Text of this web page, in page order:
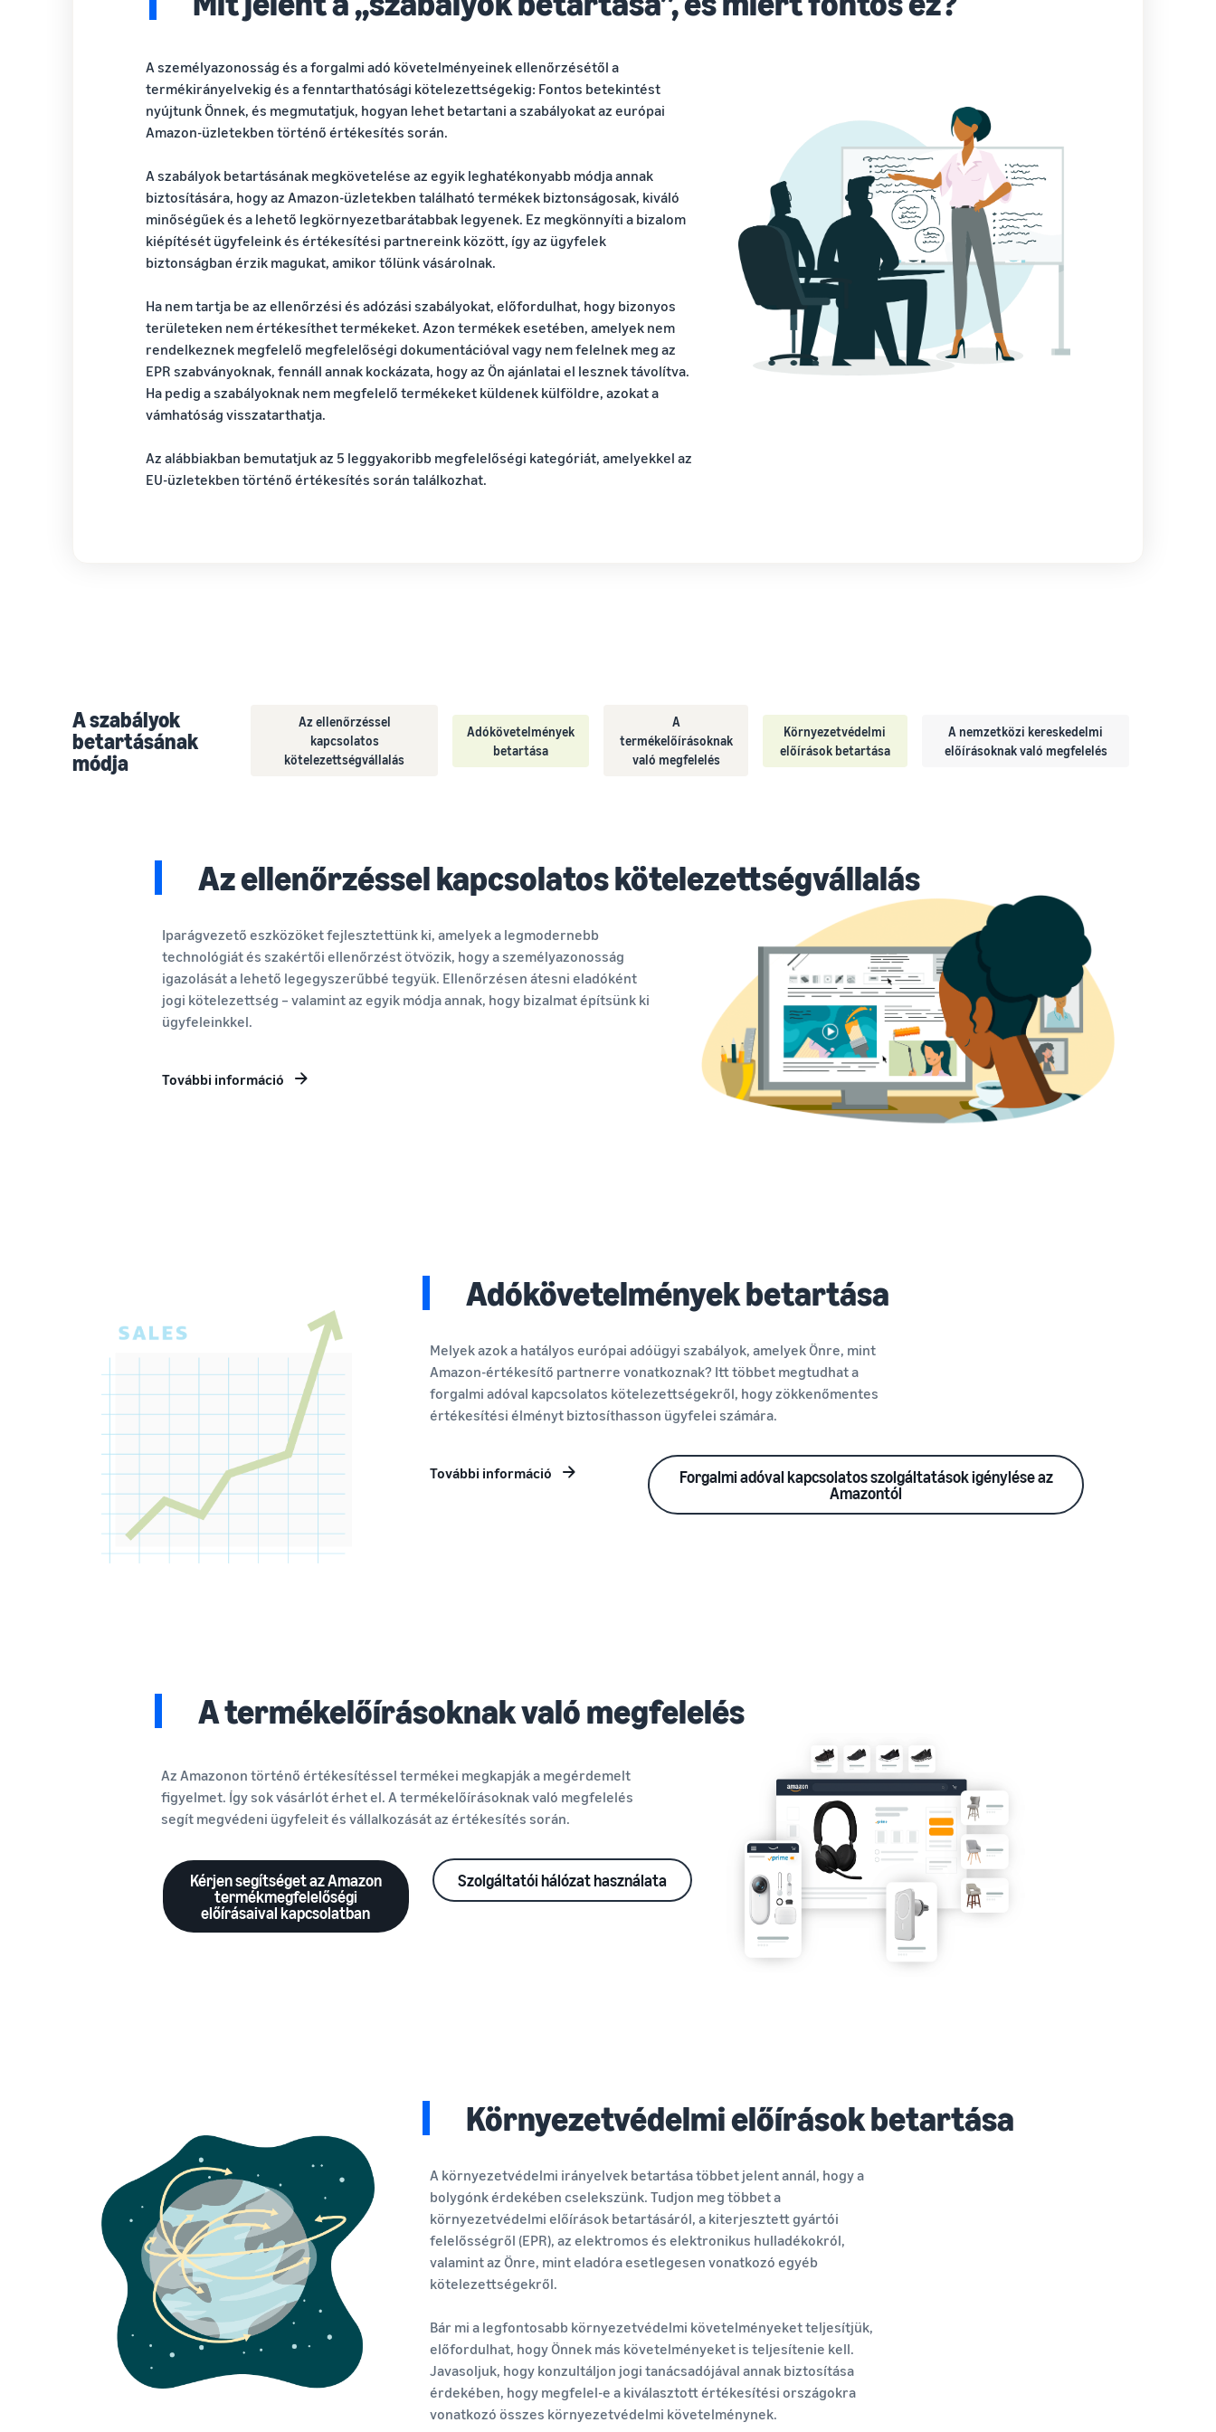
A személyazonosság és a forgalmi adó követelményeinek ellenőrzésétől a
termékirányelvekig és a fenntarthatósági kötelezettségekig: Fontos betekintést
nyújtunk Önnek, és megmutatjuk, hogyan lehet betartani a szabályokat az európai
Amazon-üzletekben történő értékesítés során.
A szabályok betartásának megkövetelése az egyik leghatékonyabb módja annak
biztosítására, hogy az Amazon-üzletekben található termékek biztonságosak, kiváló
minőségűek és a lehető legkörnyezetbarátabbak legyenek. Ez megkönnyíti a bizalom
kiépítését ügyfeleink és értékesítési partnereink között, így az ügyfelek
biztonságban érzik magukat, amikor tőlünk vásárolnak.
Ha nem tartja be az ellenőrzési és adózási szabályokat, előfordulhat, hogy bizonyos
területeken nem értékesíthet termékeket. Azon termékek esetében, amelyek nem
rendelkeznek megfelelő megfelelőségi dokumentációval vagy nem felelnek meg az
EPR szabványoknak, fennáll annak kockázata, hogy az Ön ajánlatai el lesznek távolítva.
Ha pedig a szabályoknak nem megfelelő termékeket küldenek külföldre, azokat a
vámhatóság visszatarthatja.
Az alábbiakban bemutatjuk az 5 leggyakoribb megfelelőségi kategóriát, amelyekkel az
EU-üzletekben történő értékesítés során találkozhat.
A szabályok
betartásának
módja
Az ellenőrzéssel
kapcsolatos
kötelezettségvállalás
Adókövetelmények
betartása
A
termékelőírásoknak
való megfelelés
Környezetvédelmi
előírások betartása
A nemzetközi kereskedelmi
előírásoknak való megfelelés
Az ellenőrzéssel kapcsolatos kötelezettségvállalás
Iparágvezető eszközöket fejlesztettünk ki, amelyek a legmodernebb
technológiát és szakértői ellenőrzést ötvözik, hogy a személyazonosság
igazolását a lehető legegyszerűbbé tegyük. Ellenőrzésen átesni eladóként
jogi kötelezettség – valamint az egyik módja annak, hogy bizalmat építsünk ki
ügyfeleinkkel.
További információ
Adókövetelmények betartása
Melyek azok a hatályos európai adóügyi szabályok, amelyek Önre, mint
Amazon-értékesítő partnerre vonatkoznak? Itt többet megtudhat a
forgalmi adóval kapcsolatos kötelezettségekről, hogy zökkenőmentes
értékesítési élményt biztosíthasson ügyfelei számára.
További információ
Forgalmi adóval kapcsolatos szolgáltatások igénylése az
Amazontól
A termékelőírásoknak való megfelelés
Az Amazonon történő értékesítéssel termékei megkapják a megérdemelt
figyelmet. Így sok vásárlót érhet el. A termékelőírásoknak való megfelelés
segít megvédeni ügyfeleit és vállalkozását az értékesítés során.
Kérjen segítséget az Amazon
termékmegfelelőségi
előírásaival kapcsolatban
Szolgáltatói hálózat használata
Környezetvédelmi előírások betartása
A környezetvédelmi irányelvek betartása többet jelent annál, hogy a
bolygónk érdekében cselekszünk. Tudjon meg többet a
környezetvédelmi előírások betartásáról, a kiterjesztett gyártói
felelősségről (EPR), az elektromos és elektronikus hulladékokról,
valamint az Önre, mint eladóra esetlegesen vonatkozó egyéb
kötelezettségekről.
Bár mi a legfontosabb környezetvédelmi követelményeket teljesítjük,
előfordulhat, hogy Önnek más követelményeket is teljesítenie kell.
Javasoljuk, hogy konzultáljon jogi tanácsadójával annak biztosítása
érdekében, hogy megfelel-e a kiválasztott értékesítési országokra
vonatkozó összes környezetvédelmi követelménynek.